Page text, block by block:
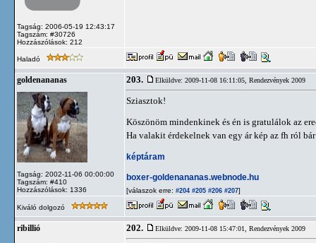
Tagság: 2006-05-19 12:43:17
Tagszám: #30726
Hozzászólások: 212
Haladó
goldenananas
Tagság: 2002-11-06 00:00:00
Tagszám: #410
Hozzászólások: 1336
203. Elküldve: 2009-11-08 16:11:05, Rendezvények 2009
Sziasztok!
Köszönöm mindenkinek és én is gratulálok az
Ha valakit érdekelnek van egy ár kép az fh ról
képtáram
boxer-goldenananas.webnode.hu
[válaszok erre: #204 #205 #206 #207]
Kiváló dolgozó
ribillió 202. Elküldve: 2009-11-08 15:47:01, Rendezvények 2009